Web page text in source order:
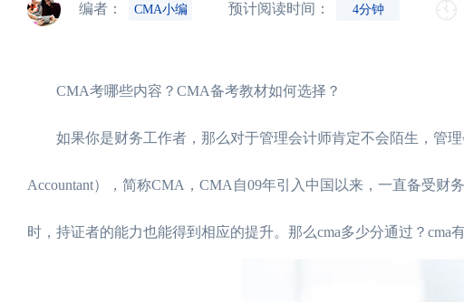
编者： CMA小编 预计阅读时间： 4分钟
CMA考哪些内容？CMA备考教材如何选择？
如果你是财务工作者，那么对于管理会计师肯定不会陌生，管理
Accountant），简称CMA，CMA自09年引入中国以来，一直备受
时，持证者的能力也能得到相应的提升。那么cma多少分通过？